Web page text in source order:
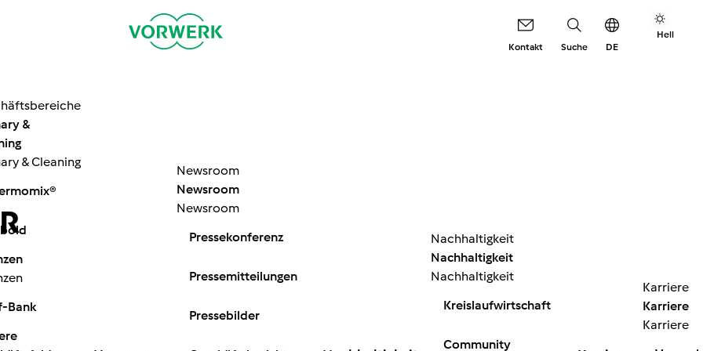
Kontakt Suche DE
Hell
&
& Cleaning
Bank
Newsroom
Newsroom
Newsroom
Pressekonferenz
Pressemitteilungen
Pressebilder
Nachhaltigkeit
Nachhaltigkeit
Nachhaltigkeit
Kreislaufwirtschaft
Community
Karriere
Karriere
Karriere